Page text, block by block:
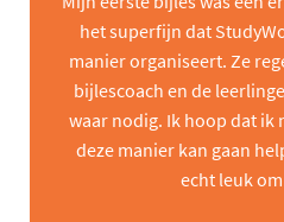
het superfijn dat
manier organiseert. Ze
bijlescoach en de
waar nodig. Ik hoop dat ik
deze manier kan gaan
echt leuk